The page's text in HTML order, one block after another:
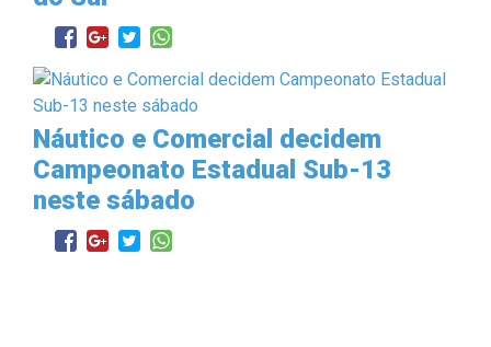
Náutico e Comercial decidem
Campeonato Estadual Sub-13
neste sábado